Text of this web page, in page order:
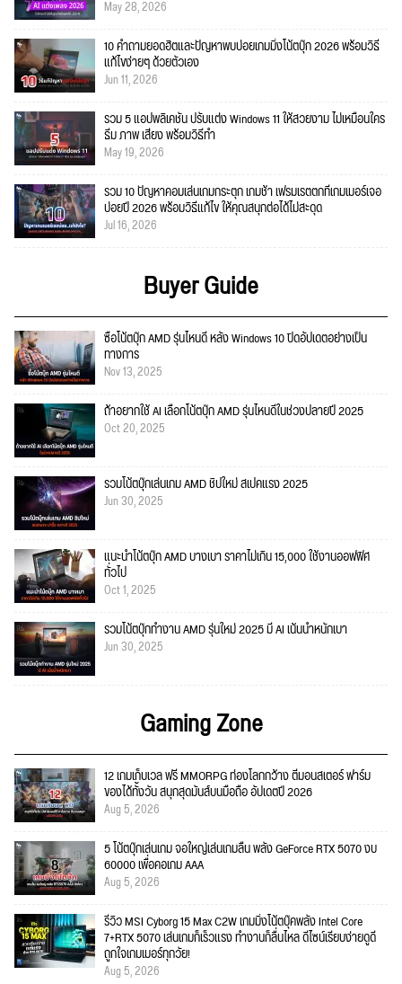
May 28, 2026
10 คำถามยอดฮิตและปัญหาพบบ่อยเกมมิ่งโน้ตบุ๊ก 2026 พร้อมวิธี
แก้ไขง่ายๆ ด้วยตัวเอง
Jun 11, 2026
รวม 5 แอปพลิเคชัน ปรับแต่ง Windows 11 ให้สวยงาม ไม่เหมือนใคร
ธีม ภาพ เสียง พร้อมวิธีทำ
May 19, 2026
รวม 10 ปัญหาคอมเล่นเกมกระตุก เกมช้า เฟรมเรตตกที่เกมเมอร์เจอ
บ่อยปี 2026 พร้อมวิธีแก้ไข ให้คุณสนุกต่อได้ไม่สะดุด
Jul 16, 2026
Buyer Guide
ซื้อโน้ตบุ๊ก AMD รุ่นไหนดี หลัง Windows 10 ปิดอัปเดตอย่างเป็น
ทางการ
Nov 13, 2025
ถ้าอยากใช้ AI เลือกโน้ตบุ๊ก AMD รุ่นไหนดีในช่วงปลายปี 2025
Oct 20, 2025
รวมโน้ตบุ๊กเล่นเกม AMD ชิปใหม่ สเปคแรง 2025
Jun 30, 2025
แนะนำโน้ตบุ๊ก AMD บางเบา ราคาไม่เกิน 15,000 ใช้งานออฟฟิศ
ทั่วไป
Oct 1, 2025
รวมโน้ตบุ๊กทำงาน AMD รุ่นใหม่ 2025 มี AI เน้นน้ำหนักเบา
Jun 30, 2025
Gaming Zone
12 เกมเก็บเวล ฟรี MMORPG ท่องโลกกว้าง ตีมอนสเตอร์ ฟาร์ม
ของได้ทั้งวัน สนุกสุดมันส์บนมือถือ อัปเดตปี 2026
Aug 5, 2026
5 โน้ตบุ๊กเล่นเกม จอใหญ่เล่นเกมลื่น พลัง GeForce RTX 5070 งบ
60000 เพื่อคอเกม AAA
Aug 5, 2026
รีวิว MSI Cyborg 15 Max C2W เกมมิ่งโน้ตบุ๊คพลัง Intel Core
7+RTX 5070 เล่นเกมก็เร็วแรง ทำงานก็ลื่นไหล ดีไซน์เรียบง่ายดูดี
ถูกใจเกมเมอร์ทุกวัย!
Aug 5, 2026